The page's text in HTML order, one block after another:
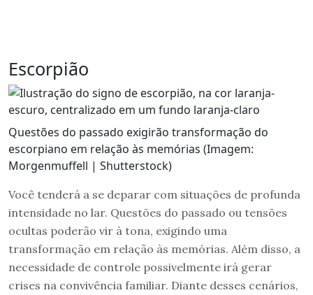
Escorpião
Questões do passado exigirão transformação do
escorpiano em relação às memórias (Imagem:
Morgenmuffell | Shutterstock)
Você tenderá a se deparar com situações de profunda
intensidade no lar. Questões do passado ou tensões
ocultas poderão vir à tona, exigindo uma
transformação em relação às memórias. Além disso, a
necessidade de controle possivelmente irá gerar
crises na convivência familiar. Diante desses cenários,